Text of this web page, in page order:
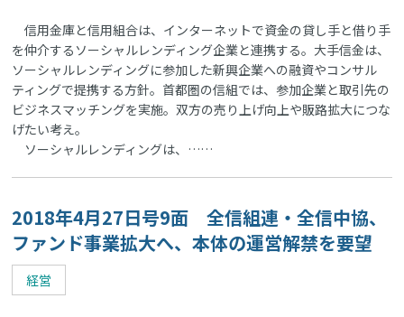
信用金庫と信用組合は、インターネットで資金の貸し手と借り手
を仲介するソーシャルレンディング企業と連携する。大手信金は、
ソーシャルレンディングに参加した新興企業への融資やコンサル
ティングで提携する方針。首都圏の信組では、参加企業と取引先の
ビジネスマッチングを実施。双方の売り上げ向上や販路拡大につな
げたい考え。
ソーシャルレンディングは、……
2018年4月27日号9面 全信組連・全信中協、
ファンド事業拡大へ、本体の運営解禁を要望
経営